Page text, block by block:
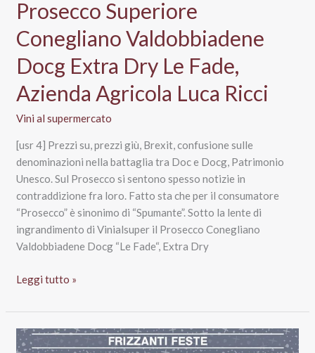
al
supermercato:
tre
proposte
per
l’estate
Prosecco Superiore
Conegliano Valdobbiadene
Docg Extra Dry Le Fade,
Azienda Agricola Luca Ricci
Vini al supermercato
[usr 4] Prezzi su, prezzi giù, Brexit, confusione sulle
denominazioni nella battaglia tra Doc e Docg, Patrimonio
Unesco. Sul Prosecco si sentono spesso notizie in
contraddizione fra loro. Fatto sta che per il consumatore
“Prosecco” è sinonimo di “Spumante”. Sotto la lente di
ingrandimento di Vinialsuper il Prosecco Conegliano
Valdobbiadene Docg “Le Fade“, Extra Dry
Prosecco
Conegliano
Valdobbiadene
Docg
Leggi tutto »